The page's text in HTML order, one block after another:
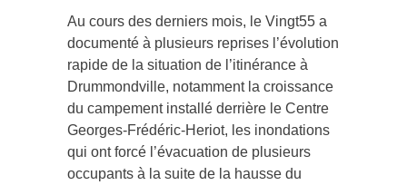
Au cours des derniers mois, le Vingt55 a
documenté à plusieurs reprises l’évolution
rapide de la situation de l’itinérance à
Drummondville, notamment la croissance
du campement installé derrière le Centre
Georges-Frédéric-Heriot, les inondations
qui ont forcé l’évacuation de plusieurs
occupants à la suite de la hausse du